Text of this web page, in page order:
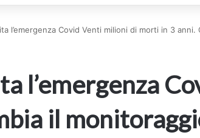
l’emergenza Covid Venti milioni di morti in 3
l’emergenza
il